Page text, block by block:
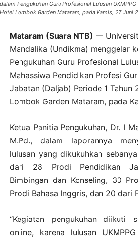
dalam Pengukuhan Guru Profesional Lulusan
Hotel Lombok Garden Mataram, pada Kamis, 27 Juni
Mataram (Suara NTB) —
Mandalika (Undikma) menggelar
Pengukuhan Guru Profesional
Mahassiwa Pendidikan Profesi
Jabatan (Daljab) Periode 1 Tahun
Lombok Garden Mataram, pada
Ketua Panitia Pengukuhan, Dr. I
M.Pd., dalam laporannya
lulusan yang dikukuhkan
dari 28 Prodi Pendidikan
Bimbingan dan Konseling, 30
Prodi Bahasa Inggris, dan 20 dari
“Kegiatan pengukuhan diikuti
online, karena lulusan